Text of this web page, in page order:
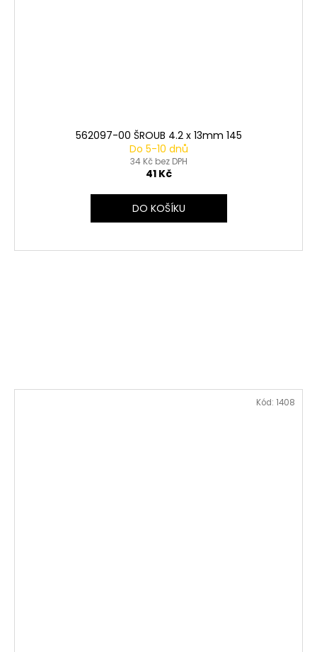
562097-00 ŠROUB 4.2 x 13mm 145
Do 5-10 dnů
34 Kč bez DPH
41 Kč
DO KOŠÍKU
Kód: 1408